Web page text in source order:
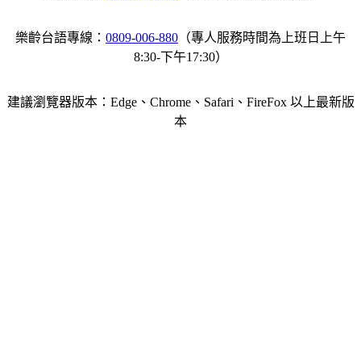
樂齡台語專線： 0809-006-880 （專人服務時間為上班日上午
8:30-下午17:30）
建議瀏覽器版本：Edge、Chrome、Safari、FireFox 以上最新版
本